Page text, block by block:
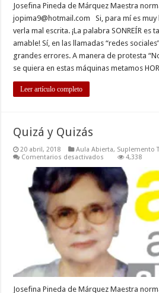
Josefina Pineda de Márquez Maestra
jopima9@hotmail.com Si, para mí es
verla mal escrita. ¡La palabra SONREÍR es
amable! Sí, en las llamadas “redes
grandes errores. A manera de protesta
se quiera en estas máquinas metamos
Leer artículo completo
Quizá y Quizás
20 abril, 2018 Aula Abierta, Suplemento
Comentarios desactivados
Quizás
4,338
Josefina Pineda de Márquez Maestra